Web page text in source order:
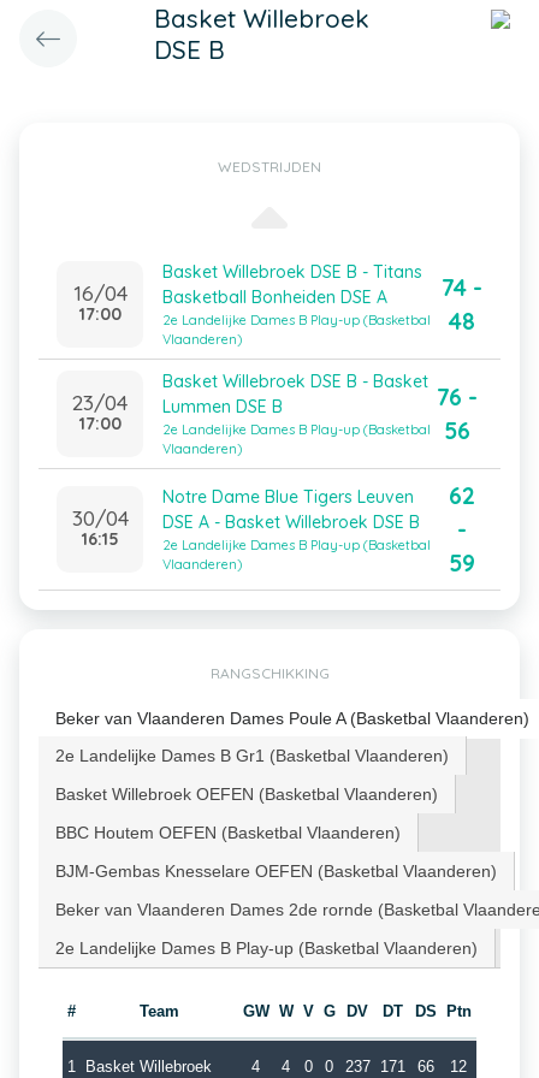
Basket Willebroek
DSE B
WEDSTRIJDEN
16/04
17:00
Basket Willebroek DSE B - Titans
Basketball Bonheiden DSE A
2e Landelijke Dames B Play-up (Basketbal
Vlaanderen)
74 -
48
23/04
17:00
Basket Willebroek DSE B - Basket
Lummen DSE B
2e Landelijke Dames B Play-up (Basketbal
Vlaanderen)
76 -
56
30/04
16:15
Notre Dame Blue Tigers Leuven
DSE A - Basket Willebroek DSE B
2e Landelijke Dames B Play-up (Basketbal
Vlaanderen)
62
-
59
RANGSCHIKKING
Beker van Vlaanderen Dames Poule A (Basketbal Vlaanderen)
2e Landelijke Dames B Gr1 (Basketbal Vlaanderen)
Basket Willebroek OEFEN (Basketbal Vlaanderen)
BBC Houtem OEFEN (Basketbal Vlaanderen)
BJM-Gembas Knesselare OEFEN (Basketbal Vlaanderen)
Beker van Vlaanderen Dames 2de rornde (Basketbal
2e Landelijke Dames B Play-up (Basketbal Vlaanderen)
# Team GW W V G DV DT DS Ptn
1 Basket Willebroek 4 4 0 0 237 171 66 12